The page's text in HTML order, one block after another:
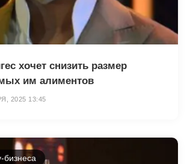
хочет снизить размер
им алиментов
2025 13:45
бизнеса